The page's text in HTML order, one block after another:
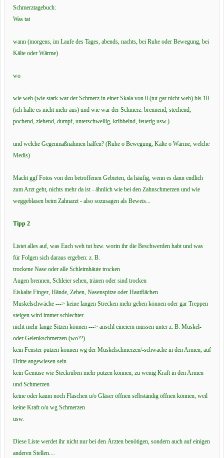
Schmerztagebuch:
Was tat
wann (morgens, im Laufe des Tages, abends, nachts, bei Ruhe oder Bewegung, bei
Kälte oder Wärme)
wo
wie weh (wie stark war der Schmerz in einer Skala von 0 (tut gar nicht weh) bis 10
(ich halte es nicht mehr aus) und wie war der Schmerz: brennend, stechend,
pochend, ziehend, dumpf, unterschwellig, kribbelnd, feuerig usw.)
und welche Gegenmaßnahmen halfen? (Ruhe o Bewegung, Kälte o Wärme, welche
Medis)
Macht ggf Fotos von den betroffenen Gebieten, da häufig, wenn es dann endlich
zum Arzt geht, nichts mehr da ist - ähnlich wie bei den Zahnschmerzen und wie
weggeblasen beim Zahnarzt - also sozusagen als Beweis...
Tipp 2
Listet alles auf, was Euch weh tut bzw. worin ihr die Beschwerden habt und was
für Folgen sich daraus ergeben: z. B.
trockene Nase oder alle Schleimhäute trocken
Augen brennen, Schleier sehen, tränen oder sind trocken
Eiskalte Finger, Hände, Zehen, Nasenspitze oder Hautflächen
Muskelschwäche ---> keine langen Strecken mehr gehen können oder gar Treppen
steigen wird immer schlechter
nicht mehr lange Sitzen können ---> anschl eineiern müssen unter z. B. Muskel-
oder Gelenkschmerzen (wo??)
kein Fenster putzen können wg der Muskelschmerzen/-schwäche in den Armen, auf
Dritte angewiesen sein
kein Gemüse wie Steckrüben mehr putzen können, zu wenig Kraft in den Armen
und Schmerzen
keine oder kaum noch Flaschen u/o Gläser öffnen selbständig öffnen können, weil
keine Kraft o/u wg Schmerzen
usw.
Diese Liste werdet ihr nicht nur bei den Ärzten benötigen, sondern auch auf einigen
anderen Stellen....